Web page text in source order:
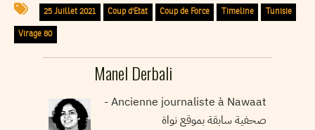
25 Juillet 2021 Coup d'Etat Coup de Force Timeline Tunisie
Virage 80
Manel Derbali
Ancienne journaliste à Nawaat -
صحفية سابقة بموقع نواة